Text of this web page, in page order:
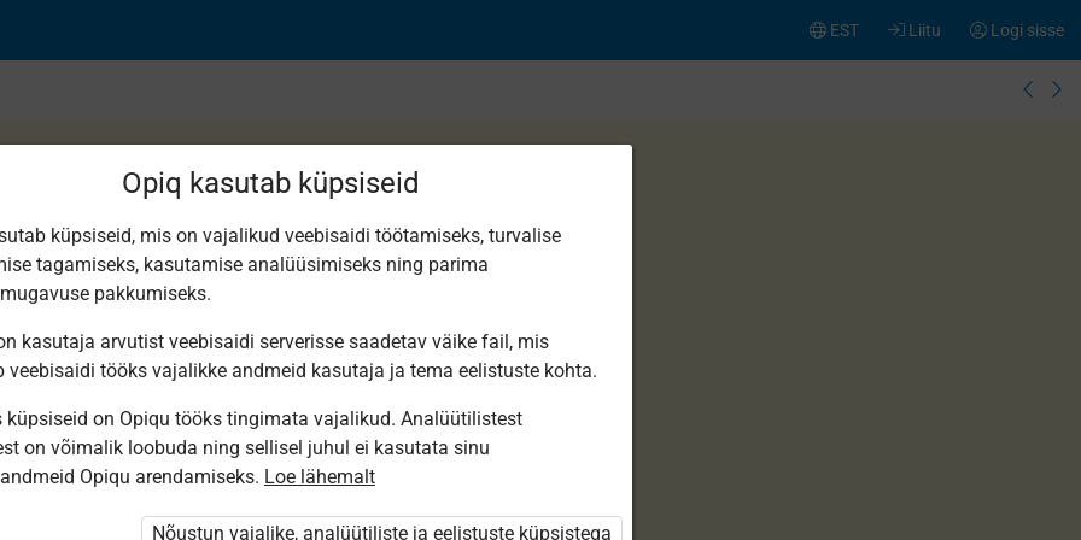
Logi sisse
Liitu
EST
12
ole Opiqusse sisse logitud.
Õpilastele saab määrata õpiku
Opiq kasutab küpsiseid
küpsiseid, mis on vajalikud veebisaidi töötamiseks, turvalise
tagamiseks, kasutamise analüüsimiseks ning parima
pakkumiseks.
kasutaja arvutist veebisaidi serverisse saadetav väike fail, mis
veebisaidi tööks vajalikke andmeid kasutaja ja tema eelistuste kohta.
küpsiseid on Opiqu tööks tingimata vajalikud. Analüütilistest
on võimalik loobuda ning sellisel juhul ei kasutata sinu
Opiqu arendamiseks. Loe lähemalt
Nõustun vajalike, analüütiliste ja eelistuste küpsistega